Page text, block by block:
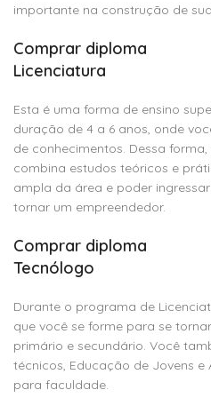
importante na construção de
Comprar diploma
Licenciatura
Esta é uma forma de ensino
duração de 4 a 6 anos, onde
de conhecimentos. Dessa
combina estudos teóricos e
ampla da área e poder
tornar um empreendedor.
Comprar diploma
Tecnólogo
Durante o programa de
que você se forme para se
primário e secundário. Você
técnicos, Educação de Jovens
para faculdade.